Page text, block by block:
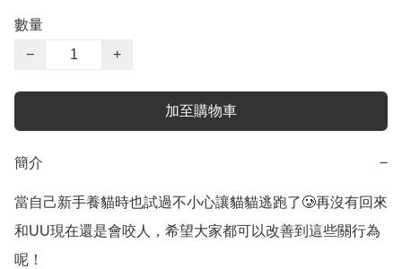
數量
−
+
加至購物車
簡介 −
當自己新手養貓時也試過不小心讓貓貓逃跑了🥲再沒有回來
和UU現在還是會咬人，希望大家都可以改善到這些關行為
呢！